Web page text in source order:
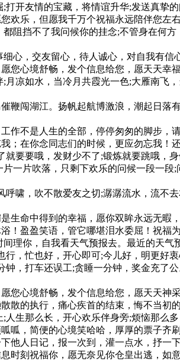
开友情的宝藏，将情谊升华;发送真挚
欢乐，但愿我千万个祝福永远陪伴您左
阻挡不了我问候你的挂念;不管身在何
心，交友留心，待人诚心，对自我有
心境舒畅，发个信息给您，愿天天幸福
凉如水，当冷月共霞光一色;大雁南飞
闯湖江。扬帆起航博激浪，潮起日落
作不是人生的全部，停停匆匆的脚步，
在你念同志们的时候，更应勿忘我！
要要哦，发财少不了;锻炼就要跳哦，
一片吹落，只剩下欢乐的问候一段一
啸，吹不散爱友之切;潺潺流水，流不
命中得到的幸福，愿你双眸永远无暇
盈盈笑语，管它哪堪泪水委屈！祝福
理你，自我看天气预报去。最近的天
，忙也好，开心即可;今儿好，明更好
，打车还误工;贪睡一分钟，奖金充了
您心境舒畅，发个信息给您，愿天天神
散的执行，痛心疾首的结束，悔不当初
生那么长，开心欢乐伴身旁;烦恼那么
，简便的心境笑哈哈，厚厚的票子齐
人日记，报一次到，灌一点水，抒一
刻祝福你，愿无奈见你仓皇出逃，如